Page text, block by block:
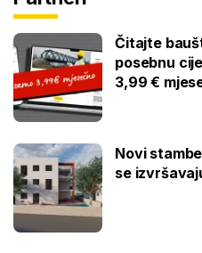
Čitajte
posebnu
3,99 €
Novi
se